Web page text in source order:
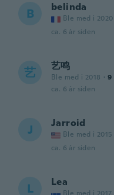
B belinda
Ble med i 2020
ca. 6 år siden
艺 艺鸣
Ble med i 2018 · 9
ca. 6 år siden
J Jarroid
Ble med i 2015
ca. 6 år siden
L Lea